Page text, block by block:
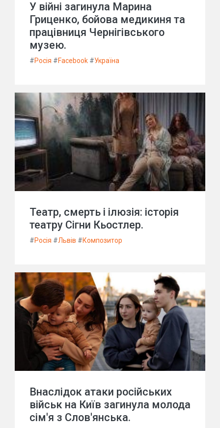
У війні загинула Марина
Гриценко, бойова медикиня та
працівниця Чернігівського
музею.
#Росія #Facebook #Україна
Театр, смерть і ілюзія: історія
театру Сігни Кьостлер.
#Росія #Львів #Композитор
Внаслідок атаки російських
військ на Київ загинула молода
сім'я з Слов'янська.